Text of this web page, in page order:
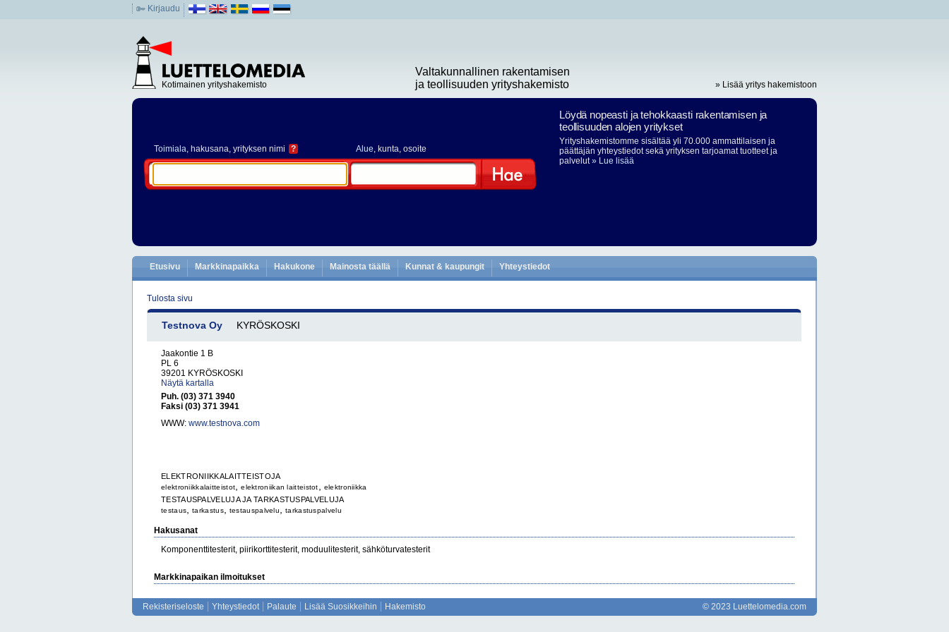
Kirjaudu
Kotimainen yrityshakemisto
Valtakunnallinen rakentamisen
ja teollisuuden yrityshakemisto
» Lisää yritys hakemistoon
Toimiala, hakusana, yrityksen nimi ? Alue, kunta, osoite
Löydä nopeasti ja tehokkaasti rakentamisen ja
teollisuuden alojen yritykset
Yrityshakemistomme sisältää yli 70.000 ammattilaisen ja
päättäjän yhteystiedot sekä yrityksen tarjoamat tuotteet ja
palvelut» Lue lisää
Etusivu Markkinapaikka Hakukone Mainosta täällä Kunnat & kaupungit Yhteystiedot
Tulosta sivu
Testnova Oy KYRÖSKOSKI
Jaakontie 1 B
PL 6
39201 KYRÖSKOSKI
Näytä kartalla
Puh. (03) 371 3940
Faksi (03) 371 3941
WWW: www.testnova.com
ELEKTRONIIKKALAITTEISTOJA
elektroniikkalaitteistot ,elektroniikan laitteistot elektroniikka
TESTAUSPALVELUJA JA TARKASTUSPALVELUJA
testaus ,tarkastus, testauspalvelu ,tarkastuspalvelu
Hakusanat
Komponenttitesterit, piirikorttitesterit, moduulitesterit, sähköturvatesterit
Markkinapaikan ilmoitukset
Rekisteriseloste Yhteystiedot Palaute Lisää Suosikkeihin Hakemisto © 2023 Luettelomedia.com